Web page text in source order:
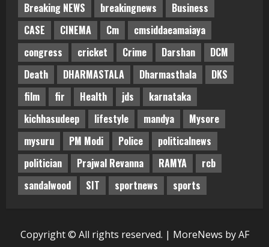
Breaking NEWS
breakingnews
Business
CASE
CINEMA Cm
cmsiddaeamaiaya
congress
cricket Crime Darshan
DCM
Death
DHARMASTALA Dharmasthala
DKS
film
fir Health jds
karnataka
kichhasudeep
lifestyle mandya
Mysore
mysuru
PM Modi Police
politicalnews
politician
Prajwal Revanna RAMYA
rcb
sandalwood
SIT sportnews sports
Copyright © All rights reserved. | MoreNews by AF